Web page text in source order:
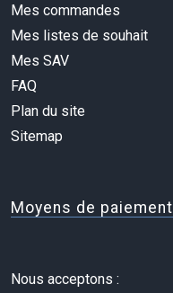
Mes commandes
Mes listes de souhait
Mes SAV
FAQ
Plan du site
Sitemap
Moyens de paiement
Nous acceptons :